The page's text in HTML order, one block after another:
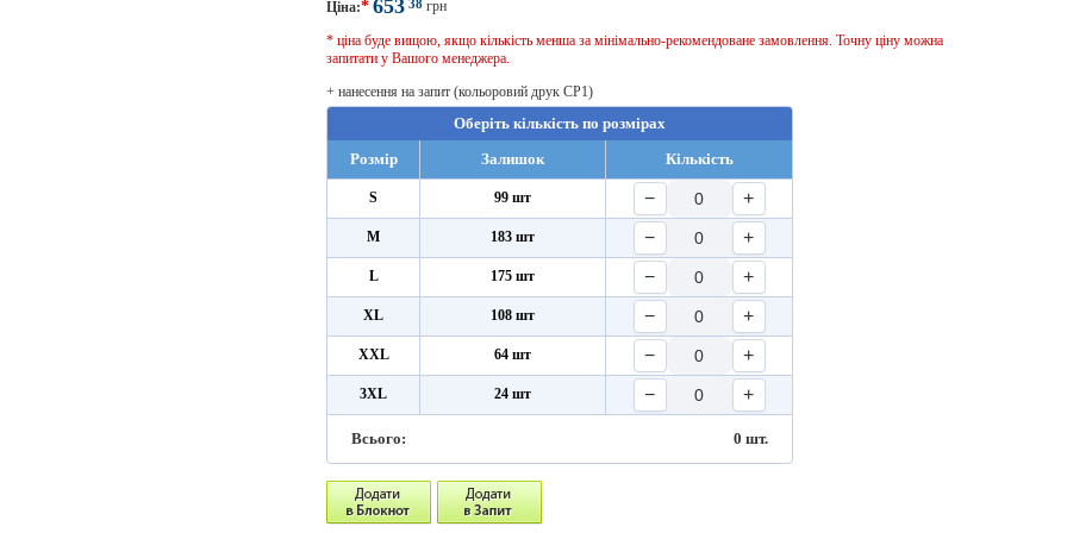
Ціна:* 653 38 грн
* ціна буде вищою, якщо кількість менша за мінімально-рекомендоване замовлення. Точну ціну можна
запитати у Вашого менеджера.
+ нанесення на запит (кольоровий друк CP1)
Оберіть кількість по розмірах
Розмір
Залишок Кількість
S 99 шт − +
M 183 шт − +
L 175 шт − +
XL 108 шт − +
XXL 64 шт − +
3XL 24 шт − +
Всього: 0 шт.